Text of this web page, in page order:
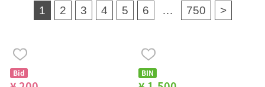
1 2 3 4 5 6 … 750 >
Bid BIN